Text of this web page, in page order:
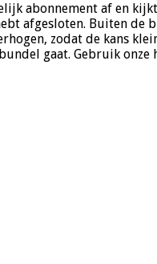
abonnement af en
afgesloten. Buiten de
zodat de kans
gaat. Gebruik